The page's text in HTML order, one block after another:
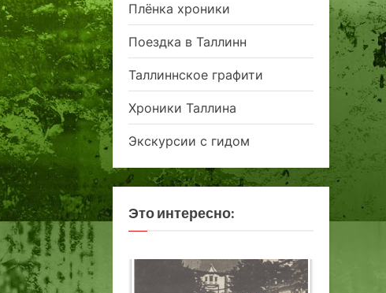
Плёнка хроники
Поездка в Таллинн
Таллиннское графити
Хроники Таллина
Экскурсии с гидом
Это интересно: